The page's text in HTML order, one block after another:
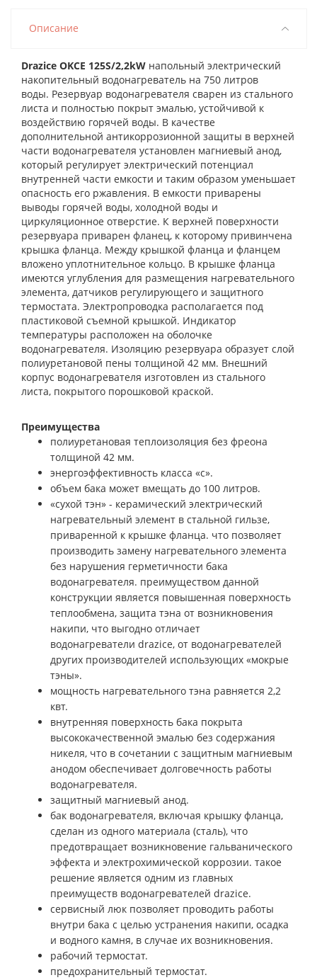
Описание
Drazice OKCE 125S/2,2kW напольный электрический
накопительный водонагреватель на 750 литров
воды. Резервуар водонагревателя сварен из стального
листа и полностью покрыт эмалью, устойчивой к
воздействию горячей воды. В качестве
дополнительной антикоррозионной защиты в верхней
части водонагревателя установлен магниевый анод,
который регулирует электрический потенциал
внутренней части емкости и таким образом уменьшает
опасность его ржавления. В емкости приварены
выводы горячей воды, холодной воды и
циркуляционное отверстие. К верхней поверхности
резервуара приварен фланец, к которому привинчена
крышка фланца. Между крышкой фланца и фланцем
вложено уплотнительное кольцо. В крышке фланца
имеются углубления для размещения нагревательного
элемента, датчиков регулирующего и защитного
термостата. Электропроводка располагается под
пластиковой съемной крышкой. Индикатор
температуры расположен на оболочке
водонагревателя. Изоляцию резервуара образует слой
полиуретановой пены толщиной 42 мм. Внешний
корпус водонагревателя изготовлен из стального
листа, покрытого порошковой краской.
Преимущества
полиуретановая теплоизоляция без фреона
толщиной 42 мм.
энергоэффективность класса «с».
объем бака может вмещать до 100 литров.
«сухой тэн» - керамический электрический
нагревательный элемент в стальной гильзе,
приваренной к крышке фланца. что позволяет
производить замену нагревательного элемента
без нарушения герметичности бака
водонагревателя. преимуществом данной
конструкции является повышенная поверхность
теплообмена, защита тэна от возникновения
накипи, что выгодно отличает
водонагреватели drazice, от водонагревателей
других производителей использующих «мокрые
тэны».
мощность нагревательного тэна равняется 2,2
квт.
внутренняя поверхность бака покрыта
высококачественной эмалью без содержания
никеля, что в сочетании с защитным магниевым
анодом обеспечивает долговечность работы
водонагревателя.
защитный магниевый анод.
бак водонагревателя, включая крышку фланца,
сделан из одного материала (сталь), что
предотвращает возникновение гальванического
эффекта и электрохимической коррозии. такое
решение является одним из главных
преимуществ водонагревателей drazice.
сервисный люк позволяет проводить работы
внутри бака с целью устранения накипи, осадка
и водного камня, в случае их возникновения.
рабочий термостат.
предохранительный термостат.